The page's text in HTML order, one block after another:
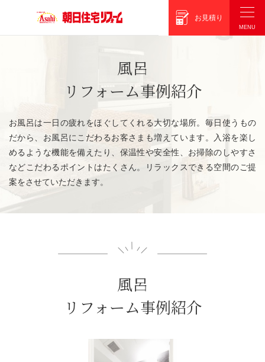
お見積り
風呂
リフォーム事例紹介
お風呂は一日の疲れをほぐしてくれる大切な場所。毎日使うもの
だから、お風呂にこだわるお客さまも増えています。入浴を楽し
めるような機能を備えたり、保温性や安全性、お掃除のしやすさ
などこだわるポイントはたくさん。リラックスできる空間のご提
案をさせていただきます。
風呂
リフォーム事例紹介